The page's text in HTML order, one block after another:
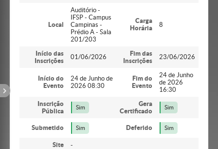
Local
Auditório -
IFSP - Campus
Campinas -
Prédio A - Sala
201/203
Carga
Horária
8
Início das
Inscrições
01/06/2026
Fim das
Inscrições
23/06/2026
Início do
Evento
24 de Junho de
2026 08:30
Fim do
Evento
24 de Junho
de 2026
16:30
Inscrição
Pública
Sim
Gera
Certificado
Sim
Submetido Sim Deferido Sim
Site -